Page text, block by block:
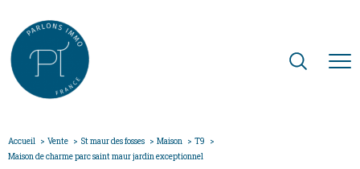
Accueil Vente St maur des fosses Maison
T9
Maison de charme parc saint maur jardin exceptionnel